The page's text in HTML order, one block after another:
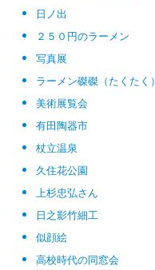
日ノ出
２５０円のラーメン
写真展
ラーメン磔磔（たくたく）
美術展覧会
有田陶器市
杖立温泉
久住花公園
上杉忠弘さん
日之影竹細工
似顔絵
高校時代の同窓会